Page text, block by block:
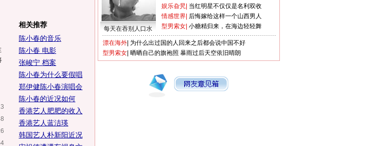
相关推荐
陈小春的音乐
陈小春 电影
张峻宁 档案
陈小春为什么要假唱
郑伊健陈小春演唱会
陈小春的近况如何
香港艺人肥肥的收入
香港艺人蓝洁瑛
韩国艺人朴新阳近况
每天在吞别人口水
娱乐旮旯 当红明星不仅仅是名利双收
情感世界 后悔嫁给这样一个山西男人
型男索女 小糖精归来，在海边轻轻舞
漂在海外 为什么出过国的人回来之后都会说中国不好
型男索女 晒晒自己的旗袍照 暴雨过后天空依旧晴朗